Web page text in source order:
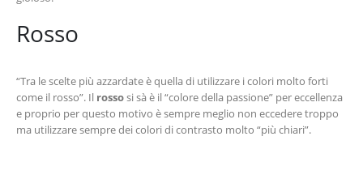
Rosso
“Tra le scelte più azzardate è quella di utilizzare i colori molto forti
come il rosso”. Il rossosi sà è il “colore della passione” per eccellenza
e proprio per questo motivo è sempre meglio non eccedere troppo
ma utilizzare sempre dei colori di contrasto molto “più chiari”.